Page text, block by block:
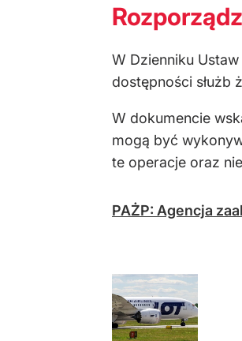
W Dzienniku Ustaw
dostępności służb
W dokumencie
mogą być
te operacje oraz
PAŻP: Agencja